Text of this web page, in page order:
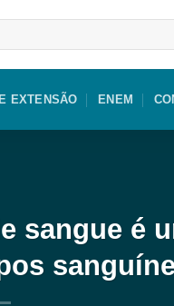
EXTENSÃO ENEM
sangue é